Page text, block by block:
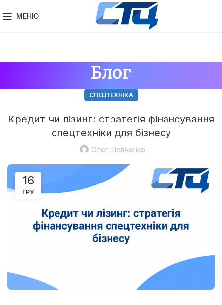
МЕНЮ
Блог
СПЕЦТЕХНІКА
Кредит чи лізинг: стратегія фінансування
спецтехніки для бізнесу
Олег Шевченко
16
ГРУ